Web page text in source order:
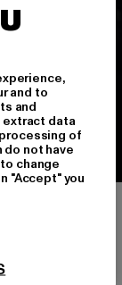
UM
and to
and
extract data
of
do not have
change
"Accept" you